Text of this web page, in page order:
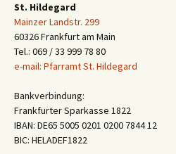
St. Hildegard
Mainzer Landstr. 299
60326 Frankfurt am Main
Tel.: 069 / 33 999 78 80
e-mail: Pfarramt St. Hildegard
Bankverbindung:
Frankfurter Sparkasse 1822
IBAN: DE65 5005 0201 0200 7844 12
BIC: HELADEF1822